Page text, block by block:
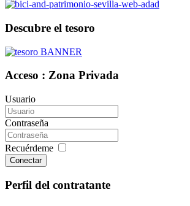
Descubre el tesoro
Acceso : Zona Privada
Usuario
Contraseña
Recuérdeme
Conectar
Perfil del contratante